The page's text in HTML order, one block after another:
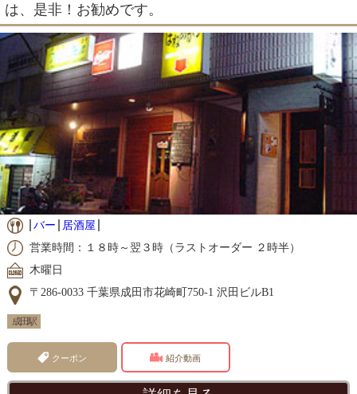
は、是非！お勧めです。
バー
居酒屋
営業時間：１８時～翌３時（ラストオーダー ２時半）
木曜日
〒286-0033 千葉県成田市花崎町750-1 沢田ビルB1
成田駅
クーポン 紹介動画